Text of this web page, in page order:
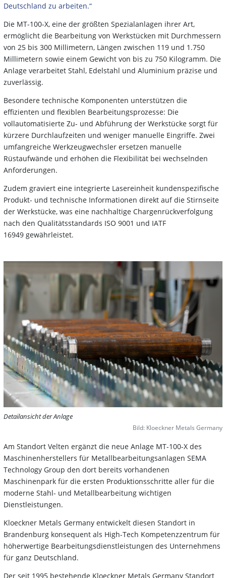
Deutschland zu arbeiten.“
Die MT-100-X, eine der größten Spezialanlagen ihrer Art,
ermöglicht die Bearbeitung von Werkstücken mit Durchmessern
von 25 bis 300 Millimetern, Längen zwischen 119 und 1.750
Millimetern sowie einem Gewicht von bis zu 750 Kilogramm. Die
Anlage verarbeitet Stahl, Edelstahl und Aluminium präzise und
zuverlässig.
Besondere technische Komponenten unterstützen die
effizienten und flexiblen Bearbeitungsprozesse: Die
vollautomatisierte Zu- und Abführung der Werkstücke sorgt für
kürzere Durchlaufzeiten und weniger manuelle Eingriffe. Zwei
umfangreiche Werkzeugwechsler ersetzen manuelle
Rüstaufwände und erhöhen die Flexibilität bei wechselnden
Anforderungen.
Zudem graviert eine integrierte Lasereinheit kundenspezifische
Produkt- und technische Informationen direkt auf die Stirnseite
der Werkstücke, was eine nachhaltige Chargenrückverfolgung
nach den Qualitätsstandards ISO 9001 und IATF
16949 gewährleistet.
Detailansicht der Anlage
Bild: Kloeckner Metals Germany
Am Standort Velten ergänzt die neue Anlage MT-100-X des
Maschinenherstellers für Metallbearbeitungsanlagen SEMA
Technology Group den dort bereits vorhandenen
Maschinenpark für die ersten Produktionsschritte aller für die
moderne Stahl- und Metallbearbeitung wichtigen
Dienstleistungen.
Kloeckner Metals Germany entwickelt diesen Standort in
Brandenburg konsequent als High-Tech Kompetenzzentrum für
höherwertige Bearbeitungsdienstleistungen des Unternehmens
für ganz Deutschland.
Der seit 1995 bestehende Kloeckner Metals Germany Standort